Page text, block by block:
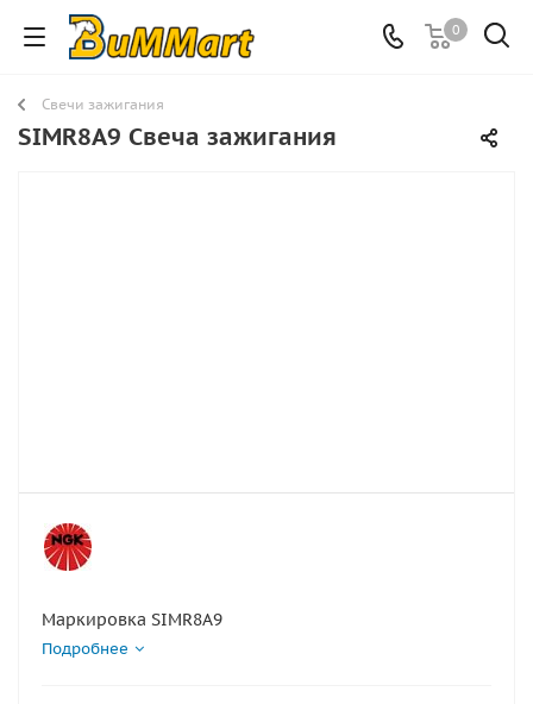
0
Свечи зажигания
SIMR8A9 Свеча зажигания
Маркировка SIMR8A9
Подробнее